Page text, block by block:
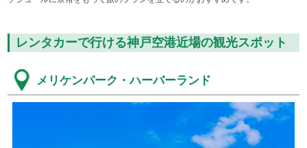
レンタカーで行ける神戸空港近場の観光スポット
メリケンパーク・ハーバーランド